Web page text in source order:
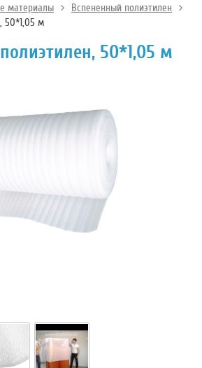
материалы
Вспененный полиэтилен
50*1,05 м
50*1,05 м